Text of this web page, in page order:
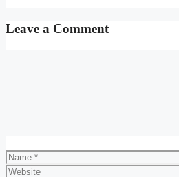
Leave a Comment
Name